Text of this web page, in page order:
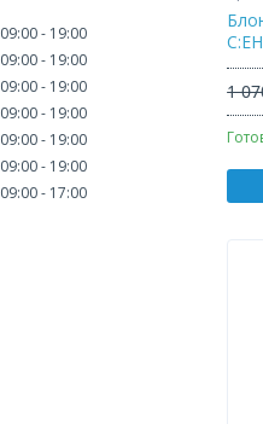
09:00
19:00
09:00
19:00
09:00
19:00
09:00
19:00
09:00
19:00
09:00
19:00
09:00 17:00
1